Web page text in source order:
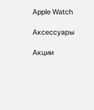
Apple Watch
Аксессуары
Акции